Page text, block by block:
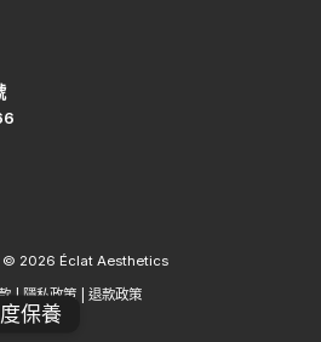
2026 Éclat Aesthetics
| 隱私政策 退款政策
保養